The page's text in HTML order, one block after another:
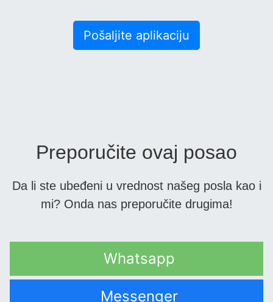
Pošaljite aplikaciju
Preporučite ovaj posao
Da li ste ubeđeni u vrednost našeg posla kao i
mi? Onda nas preporučite drugima!
Whatsapp
Messenger